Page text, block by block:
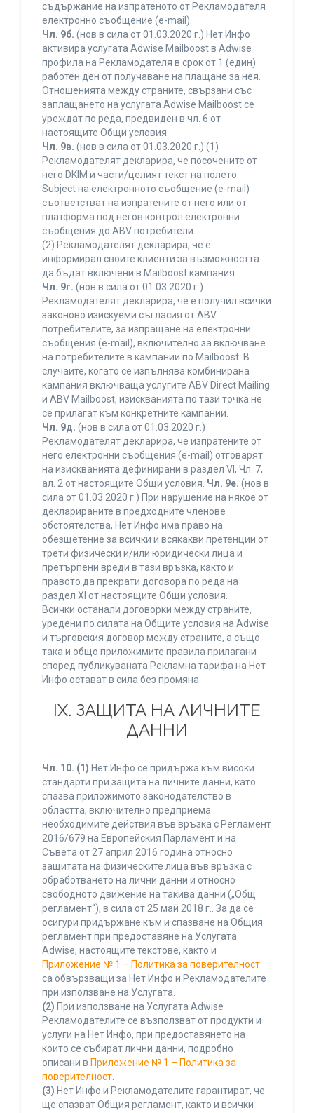
съдържание на изпратеното от Рекламодателя
електронно съобщение (e-mail).
Чл. 9б. (нов в сила от 01.03.2020 г.) Нет Инфо
активира услугата Adwise Mailboost в Adwise
профила на Рекламодателя в срок от 1 (един)
работен ден от получаване на плащане за нея.
Отношенията между страните, свързани със
заплащането на услугата Adwise Mailboost се
уреждат по реда, предвиден в чл. 6 от
настоящите Общи условия.
Чл. 9в. (нов в сила от 01.03.2020 г.) (1)
Рекламодателят декларира, че посочените от
него DKIM и части/целият текст на полето
Subject на електронното съобщение (e-mail)
съответстват на изпратените от него или от
платформа под негов контрол електронни
съобщения до ABV потребители.
(2) Рекламодателят декларира, че е
информирал своите клиенти за възможността
да бъдат включени в Mailboost кампания.
Чл. 9г. (нов в сила от 01.03.2020 г.)
Рекламодателят декларира, че е получил всички
законово изискуеми съгласия от ABV
потребителите, за изпращане на електронни
съобщения (e-mail), включително за включване
на потребителите в кампании по Mailboost. В
случаите, когато се изпълнява комбинирана
кампания включваща услугите ABV Direct Mailing
и ABV Mailboost, изискванията по тази точка не
се прилагат към конкретните кампании.
Чл. 9д. (нов в сила от 01.03.2020 г.)
Рекламодателят декларира, че изпратените от
него електронни съобщения (e-mail) отговарят
на изискванията дефинирани в раздел VI, Чл. 7,
ал. 2 от настоящите Общи условия. Чл. 9е. (нов в
сила от 01.03.2020 г.) При нарушение на някое от
декларираните в предходните членове
обстоятелства, Нет Инфо има право на
обезщетение за всички и всякакви претенции от
трети физически и/или юридически лица и
претърпени вреди в тази връзка, както и
правото да прекрати договора по реда на
раздел XI от настоящите Общи условия.
Всички останали договорки между страните,
уредени по силата на Общите условия на Adwise
и търговския договор между страните, а също
така и общо приложимите правила прилагани
според публикуваната Рекламна тарифа на Нет
Инфо остават в сила без промяна.
IХ. ЗАЩИТА НА ЛИЧНИТЕ
ДАННИ
Чл. 10. (1) Нет Инфо се придържа към високи
стандарти при защита на личните данни, като
спазва приложимото законодателство в
областта, включително предприема
необходимите действия във връзка с Регламент
2016/679 на Европейския Парламент и на
Съвета от 27 април 2016 година относно
защитата на физическите лица във връзка с
обработването на лични данни и относно
свободното движение на такива данни („Общ
регламент“), в сила от 25 май 2018 г.. За да се
осигури придържане към и спазване на Общия
регламент при предоставяне на Услугата
Adwise, настоящите текстове, както и
Приложение № 1 – Политика за поверителност
са обвързващи за Нет Инфо и Рекламодателите
при използване на Услугата.
(2) При използване на Услугата Adwise
Рекламодателите се възползват от продукти и
услуги на Нет Инфо, при предоставянето на
които се събират лични данни, подробно
описани в Приложение № 1 – Политика за
поверителност.
(3) Нет Инфо и Рекламодателите гарантират, че
ще спазват Общия регламент, както и всички